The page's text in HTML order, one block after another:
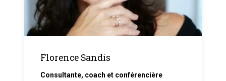
Florence Sandis
Consultante, coach et conférencière